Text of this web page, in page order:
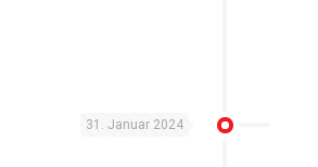
31. Januar 2024